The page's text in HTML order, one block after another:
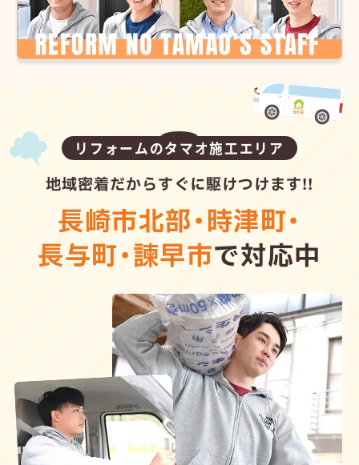
リフォームのタマオ施工エリア
地域密着だからすぐに駆けつけます!!
長崎市北部・時津町・
長与町・諫早市で対応中